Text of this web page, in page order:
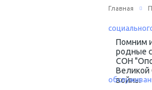
Главная
Помним
родные
СОН
Великой
войны